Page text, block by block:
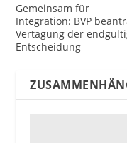
Gemeinsam für
Integration: BVP
Vertagung der
Entscheidung